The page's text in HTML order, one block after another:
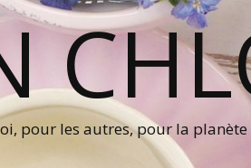
pour les autres, pour la planète